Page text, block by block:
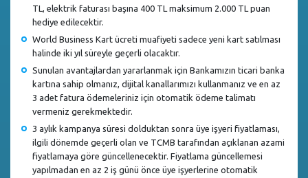
TL, elektrik faturası başına 400 TL maksimum 2.000 TL puan
hediye edilecektir.
World Business Kart ücreti muafiyeti sadece yeni kart satılması
halinde iki yıl süreyle geçerli olacaktır.
Sunulan avantajlardan yararlanmak için Bankamızın ticari banka
kartına sahip olmanız, dijital kanallarımızı kullanmanız ve en az
3 adet fatura ödemeleriniz için otomatik ödeme talimatı
vermeniz gerekmektedir.
3 aylık kampanya süresi dolduktan sonra üye işyeri fiyatlaması,
ilgili dönemde geçerli olan ve TCMB tarafından açıklanan azami
fiyatlamaya göre güncellenecektir. Fiyatlama güncellemesi
yapılmadan en az 2 iş günü önce üye işyerlerine otomatik